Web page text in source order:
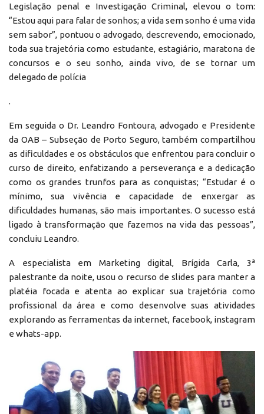
Legislação penal e Investigação Criminal, elevou o tom:
“Estou aqui para falar de sonhos; a vida sem sonho é uma vida
sem sabor”, pontuou o advogado, descrevendo, emocionado,
toda sua trajetória como estudante, estagiário, maratona de
concursos e o seu sonho, ainda vivo, de se tornar um
delegado de polícia
.
Em seguida o Dr. Leandro Fontoura, advogado e Presidente
da OAB – Subseção de Porto Seguro, também compartilhou
as dificuldades e os obstáculos que enfrentou para concluir o
curso de direito, enfatizando a perseverança e a dedicação
como os grandes trunfos para as conquistas; “Estudar é o
mínimo, sua vivência e capacidade de enxergar as
dificuldades humanas, são mais importantes. O sucesso está
ligado à transformação que fazemos na vida das pessoas”,
concluiu Leandro.
A especialista em Marketing digital, Brígida Carla, 3ª
palestrante da noite, usou o recurso de slides para manter a
platéia focada e atenta ao explicar sua trajetória como
profissional da área e como desenvolve suas atividades
explorando as ferramentas da internet, facebook, instagram
e whats-app.